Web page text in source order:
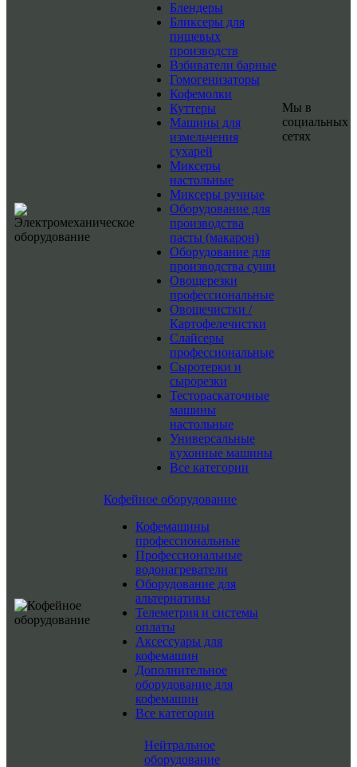
Блендеры
Бликсеры для
пищевых
производств
Взбиватели барные
Гомогенизаторы
Кофемолки
Куттеры
Машины для
измельчения
сухарей
Миксеры
настольные
Миксеры ручные
Оборудование для
производства
пасты (макарон)
Оборудование для
производства суши
Овощерезки
профессиональные
Овощечистки /
Картофелечистки
Слайсеры
профессиональные
Сыротерки и
сырорезки
Тестораскаточные
машины
настольные
Универсальные
кухонные машины
Все категории
Кофейное оборудование
Кофемашины
профессиональные
Профессиональные
водонагреватели
Оборудование для
альтернативы
Телеметрия и системы
оплаты
Аксессуары для
кофемашин
Дополнительное
оборудование для
кофемашин
Все категории
Нейтральное
оборудование
Мы в
социальных
сетях